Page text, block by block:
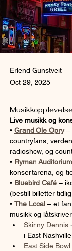
Erlend Gunstveit
Oct 29, 2025
Live musikk og
• Grand Ole Opry –
countryfans,
radioshow, og
• Ryman Auditorium
konsertarena, og
• Bluebird Café –
(bestill billetter
• The Local – et
musikk og
Skinny Dennis
i East Nashville
East Side Bowl